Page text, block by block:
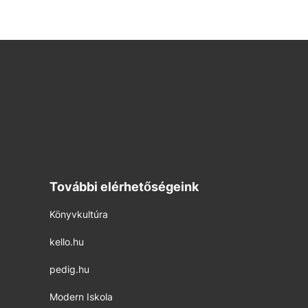
További elérhetőségeink
Könyvkultúra
kello.hu
pedig.hu
Modern Iskola